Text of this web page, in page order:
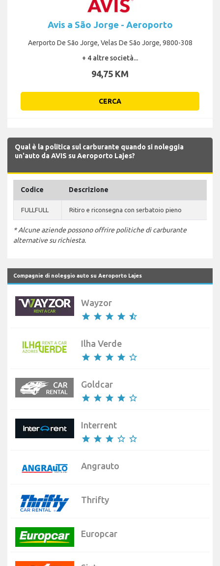
Avis a São Jorge - Aeroporto
Aerporto De São Jorge, Velas De São Jorge, 9800-308
+ 4 altre società...
94,75 KM
CERCA
Qual è la politica sul carburante quando si noleggia
un'auto da AVIS su Aeroporto Lajes?
Codice Descrizione
FULLFULL Ritiro e riconsegna con serbatoio pieno
* Alcune aziende possono offrire politiche di carburante
alternative su richiesta.
Compagnie di noleggio auto su Aeroporto Lajes
Wayzor
star star star star star_half
Ilha Verde
star star star star star_border
Goldcar
star star star star star_border
Interrent
star star star star_border star_border
Angrauto
Thrifty
Europcar